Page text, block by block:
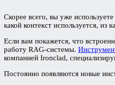
Скорее всего, вы уже
какой контекст используется, из
Если вам покажется, что
работу RAG-системы.
компанией Ironclad,
Постоянно появляются новые